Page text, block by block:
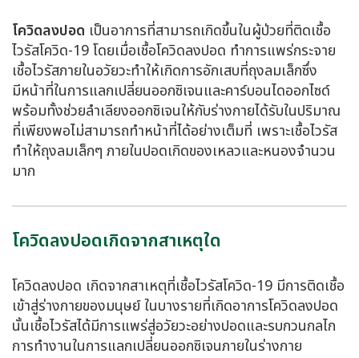
โควิดลงปอด เป็นอาการที่สามารถเกิดขึ้นในผู้ป่วยที่ติดเชื้อ
ไวรัสโควิด-19 โดยเมื่อเชื้อโควิดลงปอด ทำการแพร่กระจาย
เชื้อไวรัสภายในอวัยวะทำให้เกิดการอักเสบที่ถุงลมเล็กซึ่ง
มีหน้าที่ในการแลกเปลี่ยนออกซิเจนและคาร์บอนไดออกไซด์
พร้อมทั้งช่วยลำเลียงออกซิเจนให้กับร่างกายได้รับในปริมาณ
ที่เพียงพอไม่สามารถทำหน้าที่ได้อย่างเต็มที่ เพราะเชื้อไวรัส
ทำให้ถุงลมเล็กๆ ภายในปอดเกิดของเหลวและหนองจำนวน
มาก
โควิดลงปอดเกิดจากสาเหตุใด
โควิดลงปอด เกิดจากสาเหตุที่เชื้อไวรัสโควิด-19 มีการติดเชื้อ
เข้าสู่ร่างกายของมนุษย์ ในบางรายที่เกิดอาการโควิดลงปอด
นั้นเชื้อไวรัสได้มีการแพร่สู่อวัยวะอย่างปอดและรบกวนกลไก
การทำงานในการแลกเปลี่ยนออกซิเจนภายในร่างกาย